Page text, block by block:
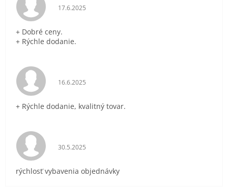
Hodnotenie obchodu je 5 z 5 hviezdičiek.
17.6.2025
+ Dobré ceny.
+ Rýchle dodanie.
Hodnotenie obchodu je 5 z 5 hviezdičiek.
16.6.2025
+ Rýchle dodanie, kvalitný tovar.
Hodnotenie obchodu je 5 z 5 hviezdičiek.
30.5.2025
rýchlosť vybavenia objednávky